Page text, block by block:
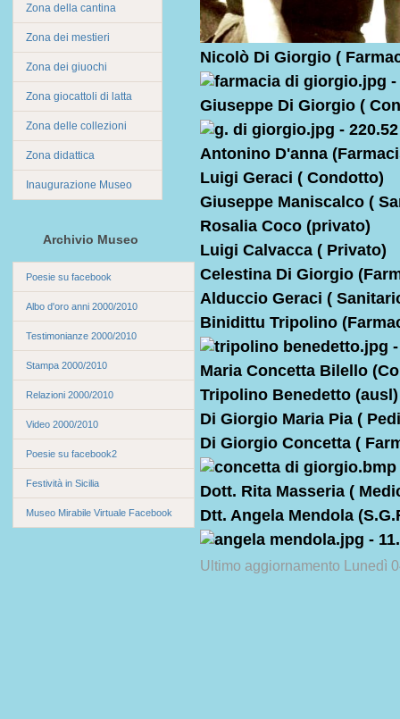
Zona della cantina
Zona dei mestieri
Zona dei giuochi
Zona giocattoli di latta
Zona delle collezioni
Zona didattica
Inaugurazione Museo
Archivio Museo
Poesie su facebook
Albo d'oro anni 2000/2010
Testimonianze 2000/2010
Stampa 2000/2010
Relazioni 2000/2010
Video 2000/2010
Poesie su facebook2
Festività in Sicilia
Museo Mirabile Virtuale Facebook
Nicolò Di Giorgio (
Giuseppe Di Giorgio (
Antonino D'anna
Luigi Geraci ( Condotto)
Giuseppe Maniscalco (
Rosalia Coco (privato)
Luigi Calvacca ( Privato)
Celestina Di Giorgio
Alduccio Geraci (
Binidittu Tripolino
Maria Concetta Bilello
Tripolino Benedetto (ausl)
Di Giorgio Maria Pia (
Di Giorgio Concetta (
Dott. Rita Masseria (
Dtt. Angela Mendola
Ultimo aggiornamento Lunedì